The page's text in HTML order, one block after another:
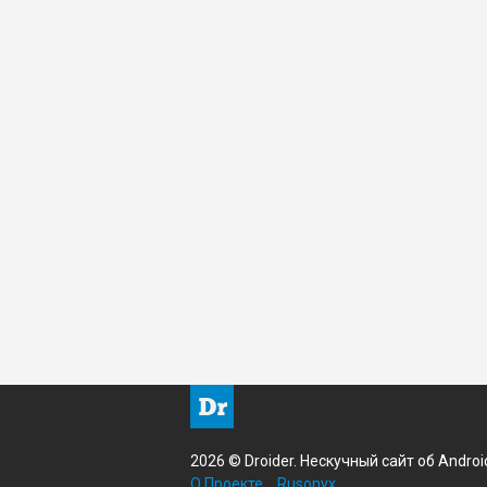
2026 © Droider. Нескучный сайт об